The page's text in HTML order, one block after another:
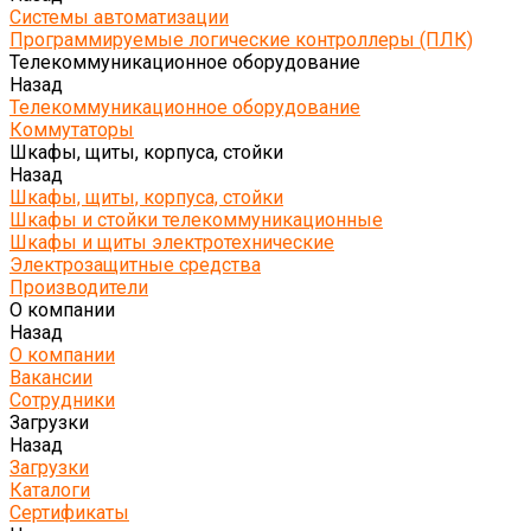
Системы автоматизации
Программируемые логические контроллеры (ПЛК)
Телекоммуникационное оборудование
Назад
Телекоммуникационное оборудование
Коммутаторы
Шкафы, щиты, корпуса, стойки
Назад
Шкафы, щиты, корпуса, стойки
Шкафы и стойки телекоммуникационные
Шкафы и щиты электротехнические
Электрозащитные средства
Производители
О компании
Назад
О компании
Вакансии
Сотрудники
Загрузки
Назад
Загрузки
Каталоги
Сертификаты